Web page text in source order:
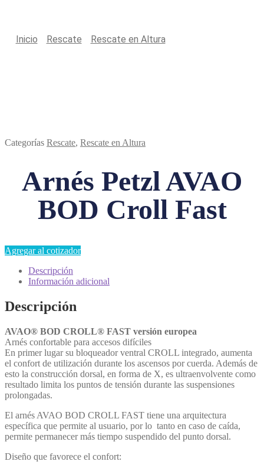
Inicio Rescate Rescate en Altura/
Categorías Rescate, Rescate en Altura
Arnés Petzl AVAO
BOD Croll Fast
Agregar al cotizador
Descripción
Información adicional
Descripción
AVAO® BOD CROLL® FAST versión europea
Arnés confortable para accesos difíciles
En primer lugar su bloqueador ventral CROLL integrado, aumenta
el confort de utilización durante los ascensos por cuerda. Además de
esto la construcción dorsal, en forma de X, es ultraenvolvente como
resultado limita los puntos de tensión durante las suspensiones
prolongadas.
El arnés AVAO BOD CROLL FAST tiene una arquitectura
específica que permite al usuario, por lo tanto en caso de caída,
permite permanecer más tiempo suspendido del punto dorsal.
Diseño que favorece el confort: